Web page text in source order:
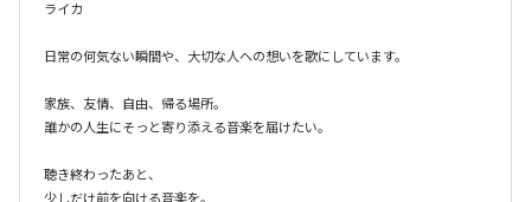
ライカ
日常の何気ない瞬間や、大切な人への想いを歌にしています。
家族、友情、自由、帰る場所。
誰かの人生にそっと寄り添える音楽を届けたい。
聴き終わったあと、
少しだけ前を向ける音楽を。